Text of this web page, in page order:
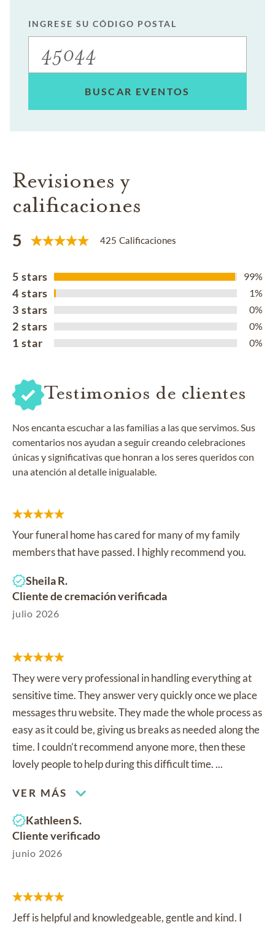
INGRESE SU CÓDIGO POSTAL
BUSCAR EVENTOS
Revisiones y
calificaciones
5 425 Calificaciones
5 stars 99%
4 stars 1%
3 stars 0%
2 stars 0%
1 star 0%
Testimonios de clientes
Nos encanta escuchar a las familias a las que servimos. Sus
comentarios nos ayudan a seguir creando celebraciones
únicas y significativas que honran a los seres queridos con
una atención al detalle inigualable.
Your funeral home has cared for many of my family
members that have passed. I highly recommend you.
Sheila R.
Cliente de cremación verificada
julio 2026
They were very professional in handling everything at
sensitive time. They answer very quickly once we place
messages thru website. They made the whole process as
easy as it could be, giving us breaks as needed along the
time. I couldn’t recommend anyone more, then these
lovely people to help during this difficult time. ...
VER MÁS
Kathleen S.
Cliente verificado
junio 2026
Jeff is helpful and knowledgeable, gentle and kind. I